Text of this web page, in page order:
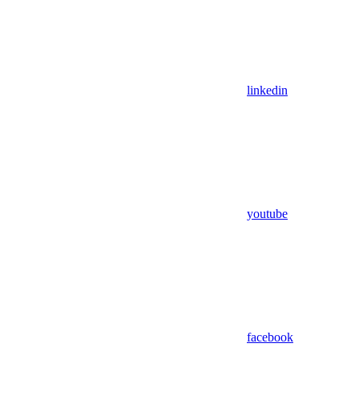
linkedin
youtube
facebook